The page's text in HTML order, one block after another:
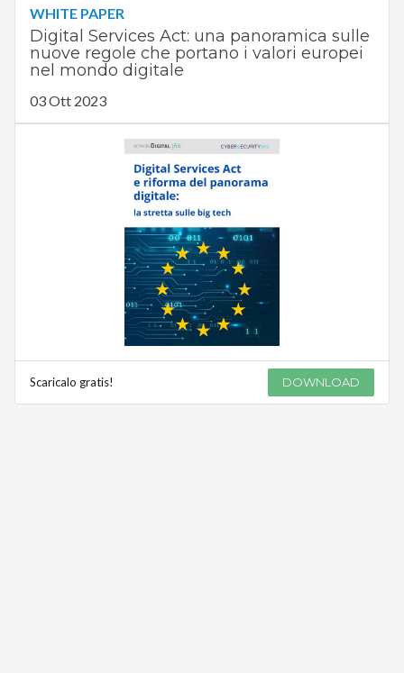
WHITE PAPER
Digital Services Act: una panoramica sulle
nuove regole che portano i valori europei
nel mondo digitale
03 Ott 2023
Scaricalo gratis! DOWNLOAD